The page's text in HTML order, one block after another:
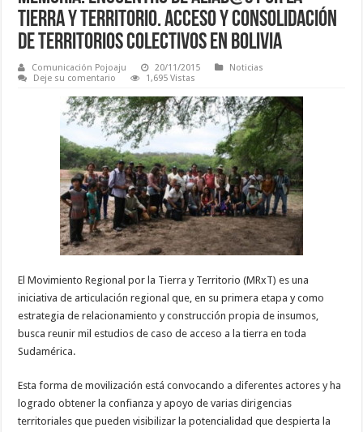
tierra y territorio. Acceso y consolidación
de territorios colectivos en Bolivia
Comunicación Pojoaju 20/11/2015
Noticias
Deje su comentario
1,695 Vistas
El Movimiento Regional por la Tierra y Territorio (MRxT) es una
iniciativa de articulación regional que, en su primera etapa y como
estrategia de relacionamiento y construcción propia de insumos,
busca reunir mil estudios de caso de acceso a la tierra en toda
Sudamérica.
Esta forma de movilización está convocando a diferentes actores y ha
logrado obtener la confianza y apoyo de varias dirigencias
territoriales que pueden visibilizar la potencialidad que despierta la